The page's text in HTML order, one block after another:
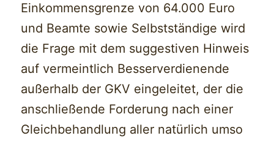
Einkommensgrenze von 64.000 Euro
und Beamte sowie Selbstständige wird
die Frage mit dem suggestiven Hinweis
auf vermeintlich Besserverdienende
außerhalb der GKV eingeleitet, der die
anschließende Forderung nach einer
Gleichbehandlung aller natürlich umso